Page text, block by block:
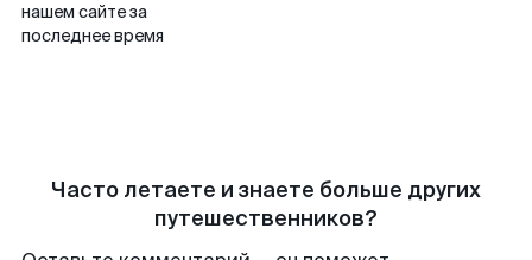
нашем сайте за
последнее время
Часто летаете и знаете больше других
путешественников?